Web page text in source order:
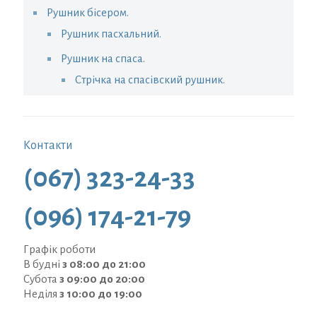
Рушник бісером.
Рушник пасхальний.
Рушник на спаса.
Стрічка на спасівский рушник.
Контакти
(067) 323-24-33
(096) 174-21-79
Графік роботи
В будні з 08:00 до 21:00
Субота з 09:00 до 20:00
Неділя з 10:00 до 19:00